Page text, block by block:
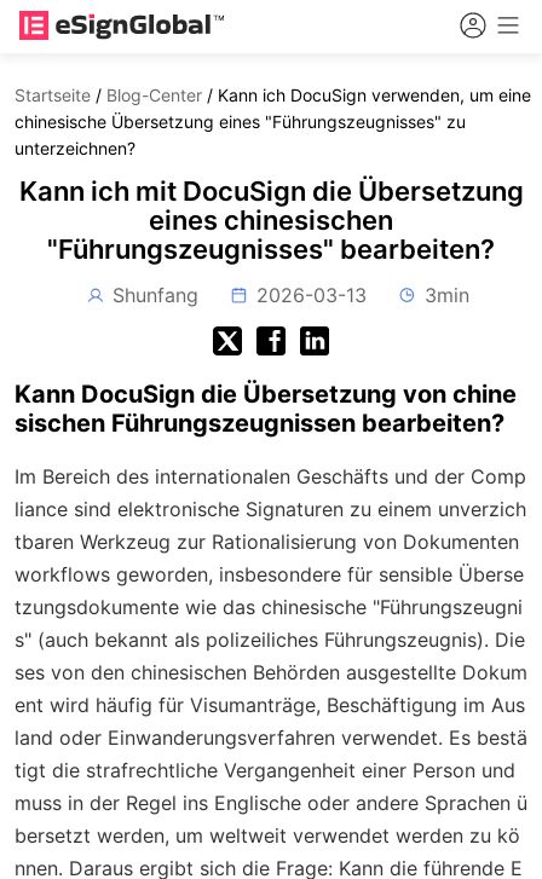
Startseite / Blog-Center / Kann ich DocuSign verwenden, um eine
chinesische Übersetzung eines "Führungszeugnisses" zu
unterzeichnen?
Kann ich mit DocuSign die Übersetzung
eines chinesischen
"Führungszeugnisses" bearbeiten?
Shunfang 2026-03-13 3min
Kann DocuSign die Übersetzung von chine
sischen Führungszeugnissen bearbeiten?
Im Bereich des internationalen Geschäfts und der Comp
liance sind elektronische Signaturen zu einem unverzich
tbaren Werkzeug zur Rationalisierung von Dokumenten
workflows geworden, insbesondere für sensible Überse
tzungsdokumente wie das chinesische "Führungszeugni
s" (auch bekannt als polizeiliches Führungszeugnis). Die
ses von den chinesischen Behörden ausgestellte Dokum
ent wird häufig für Visumanträge, Beschäftigung im Aus
land oder Einwanderungsverfahren verwendet. Es bestä
tigt die strafrechtliche Vergangenheit einer Person und
muss in der Regel ins Englische oder andere Sprachen ü
bersetzt werden, um weltweit verwendet werden zu kö
nnen. Daraus ergibt sich die Frage: Kann die führende E